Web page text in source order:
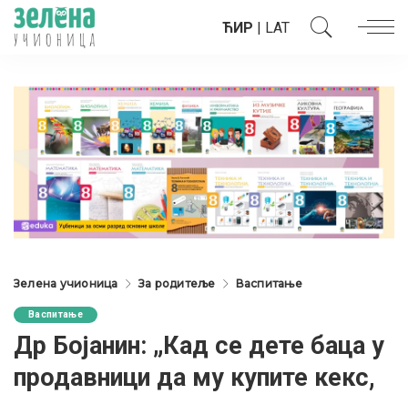
ЋИР | LAT
Зелена учионица За родитеље Васпитање
Васпитање
Др Бојанин: „Кад се дете баца у
продавници да му купите кекс,